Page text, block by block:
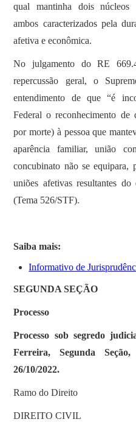
qual mantinha dois núcleos
ambos caracterizados pela
afetiva e econômica.
No julgamento do RE
repercussão geral, o
entendimento de que “é
Federal o reconhecimento de
por morte) à pessoa que
aparência familiar, união
concubinato não se equipara,
uniões afetivas resultantes
(Tema 526/STF).
Saiba mais:
Informativo de
SEGUNDA SEÇÃO
Processo
Processo sob segredo
Ferreira, Segunda
26/10/2022.
Ramo do Direito
DIREITO CIVIL